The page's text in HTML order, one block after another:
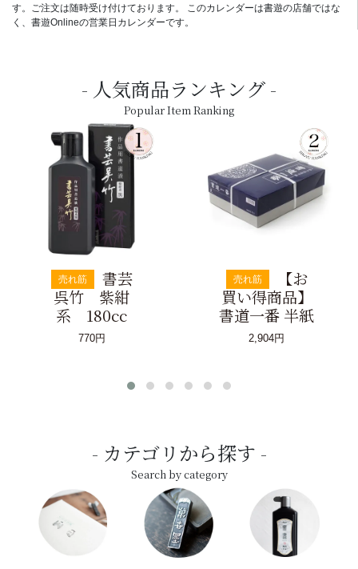
す。ご注文は随時受け付けております。 このカレンダーは書遊の店舗ではな
く、書遊Onlineの営業日カレンダーです。
人気商品ランキング
Popular Item Ranking
売れ筋
書芸
呉竹 紫紺
系 180cc
770円
売れ筋
【お
買い得商品】
書道一番 半紙
2,904円
カテゴリから探す
Search by category